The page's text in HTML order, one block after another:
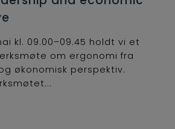
kl. 09.00–09.45 holdt vi et
om ergonomi fra
økonomisk perspektiv.